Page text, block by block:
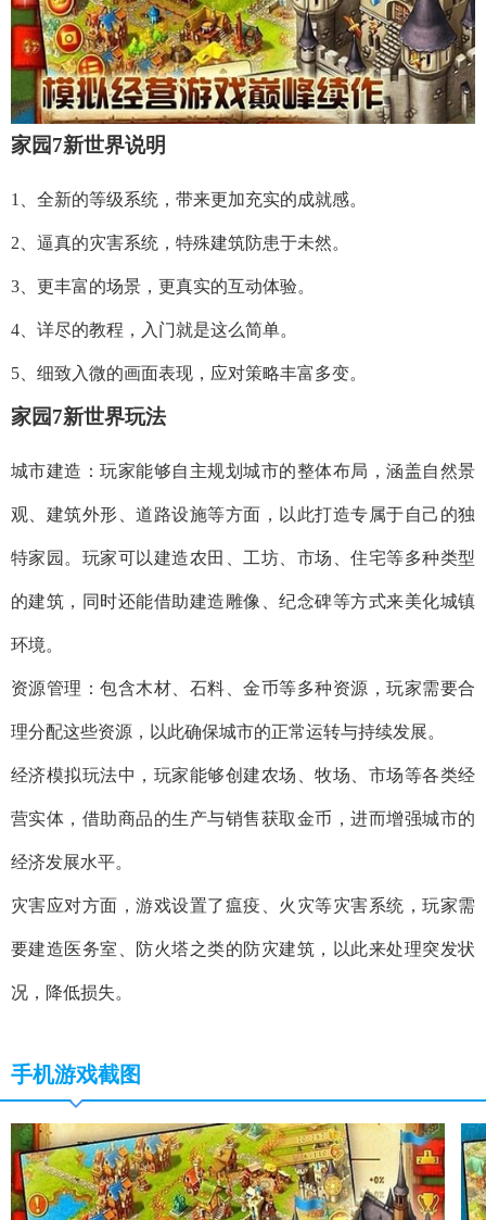
家园7新世界说明
1、全新的等级系统，带来更加充实的成就感。
2、逼真的灾害系统，特殊建筑防患于未然。
3、更丰富的场景，更真实的互动体验。
4、详尽的教程，入门就是这么简单。
5、细致入微的画面表现，应对策略丰富多变。
家园7新世界玩法
城市建造：玩家能够自主规划城市的整体布局，涵盖自然景
观、建筑外形、道路设施等方面，以此打造专属于自己的独
特家园。玩家可以建造农田、工坊、市场、住宅等多种类型
的建筑，同时还能借助建造雕像、纪念碑等方式来美化城镇
环境。
资源管理：包含木材、石料、金币等多种资源，玩家需要合
理分配这些资源，以此确保城市的正常运转与持续发展。
经济模拟玩法中，玩家能够创建农场、牧场、市场等各类经
营实体，借助商品的生产与销售获取金币，进而增强城市的
经济发展水平。
灾害应对方面，游戏设置了瘟疫、火灾等灾害系统，玩家需
要建造医务室、防火塔之类的防灾建筑，以此来处理突发状
况，降低损失。
手机游戏截图